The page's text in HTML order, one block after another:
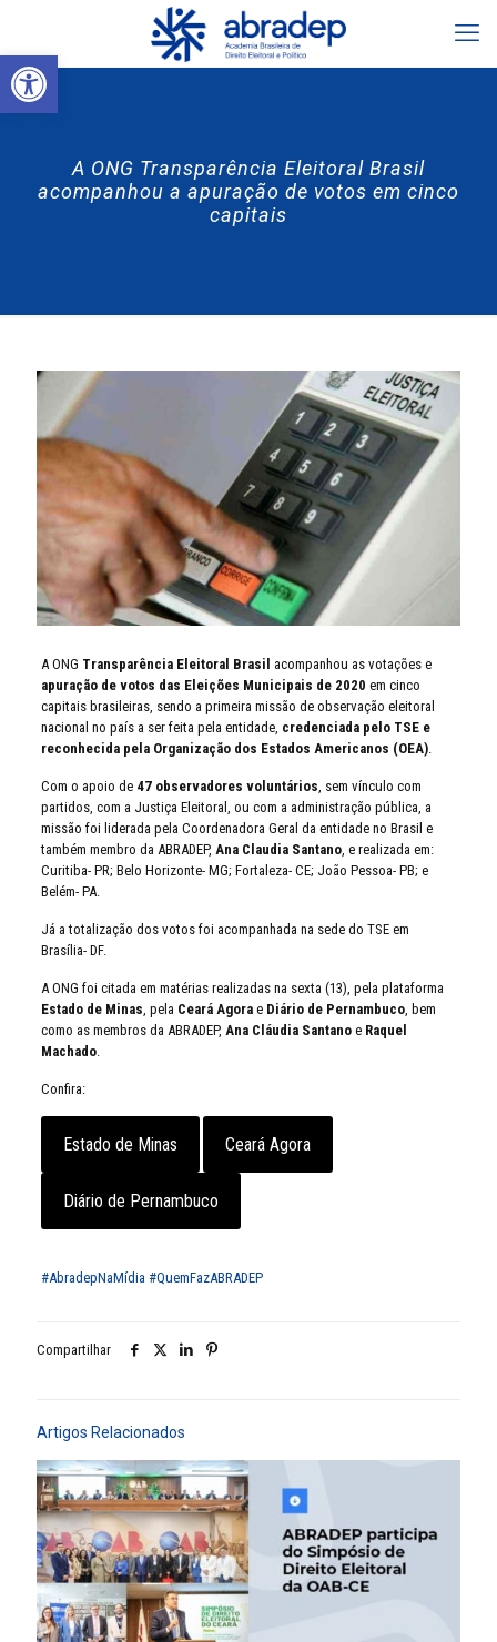
Abrir a barra de ferramentas
A ONG Transparência Eleitoral Brasil
acompanhou a apuração de votos em cinco
capitais
A ONG Transparência Eleitoral Brasil acompanhou as votações e
apuração de votos das Eleições Municipais de 2020 em cinco
capitais brasileiras, sendo a primeira missão de observação eleitoral
nacional no país a ser feita pela entidade, credenciada pelo TSE e
reconhecida pela Organização dos Estados Americanos (OEA).
Com o apoio de 47 observadores voluntários , sem vínculo com
partidos, com a Justiça Eleitoral, ou com a administração pública, a
missão foi liderada pela Coordenadora Geral da entidade no Brasil e
também membro da ABRADEP, Ana Claudia Santano, e realizada em:
Curitiba- PR; Belo Horizonte- MG; Fortaleza- CE; João Pessoa- PB; e
Belém- PA.
Já a totalização dos votos foi acompanhada na sede do TSE em
Brasília- DF.
A ONG foi citada em matérias realizadas na sexta (13), pela plataforma
Estado de Minas , pela Ceará Agorae Diário de Pernambuco, bem
como as membros da ABRADEP, Ana Cláudia Santanoe Raquel
Machado.
Confira:
Estado de Minas Ceará Agora
Diário de Pernambuco
#AbradepNaMídia #QuemFazABRADEP
Compartilhar
Artigos Relacionados